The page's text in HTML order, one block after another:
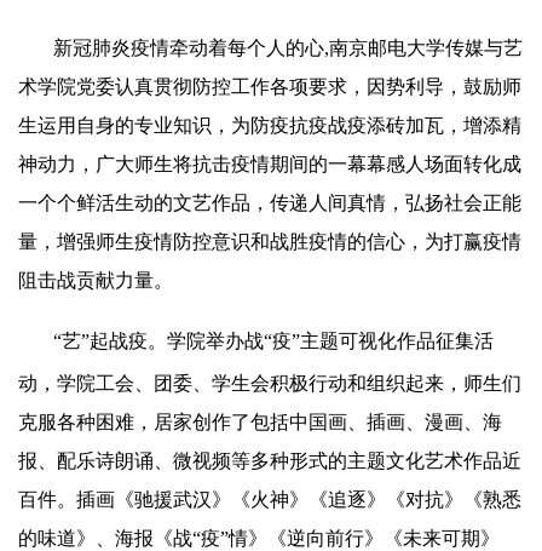
新冠肺炎疫情牵动着每个人的心,南京邮电大学传媒与艺
术学院党委认真贯彻防控工作各项要求，因势利导，鼓励师
生运用自身的专业知识，为防疫抗疫战疫添砖加瓦，增添精
神动力，广大师生将抗击疫情期间的一幕幕感人场面转化成
一个个鲜活生动的文艺作品，传递人间真情，弘扬社会正能
量，增强师生疫情防控意识和战胜疫情的信心，为打赢疫情
阻击战贡献力量。
“艺”起战疫。 学院举办战“疫”主题可视化作品征集活
动，学院工会、团委、学生会积极行动和组织起来，师生们
克服各种困难，居家创作了包括中国画、插画、漫画、海
报、配乐诗朗诵、微视频等多种形式的主题文化艺术作品近
百件。插画《驰援武汉》《火神》《追逐》《对抗》《熟悉
的味道》、海报《战“疫”情》《逆向前行》《未来可期》